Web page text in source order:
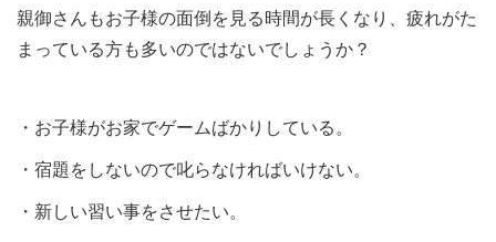
親御さんもお子様の面倒を見る時間が長くなり、疲れがた
まっている方も多いのではないでしょうか？
・お子様がお家でゲームばかりしている。
・宿題をしないので叱らなければいけない。
・新しい習い事をさせたい。